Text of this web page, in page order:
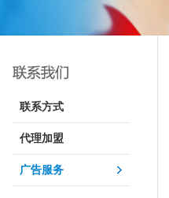
联系方式
代理加盟
广告服务